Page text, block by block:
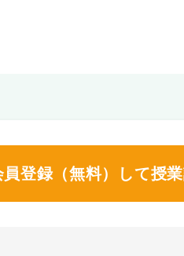
員登録（無料）して授